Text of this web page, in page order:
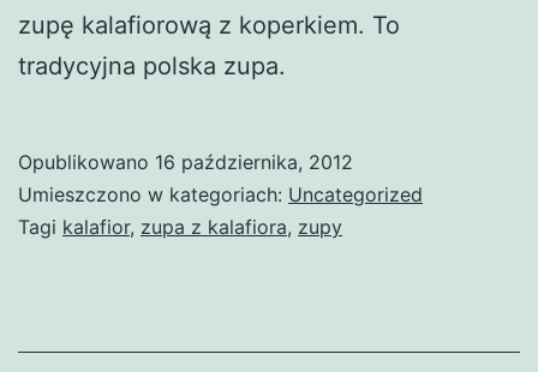
zupę kalafiorową z koperkiem. To
tradycyjna polska zupa.
Opublikowano 16 października, 2012
Umieszczono w kategoriach: Uncategorized
Tagi kalafior, zupa z kalafiora, zupy